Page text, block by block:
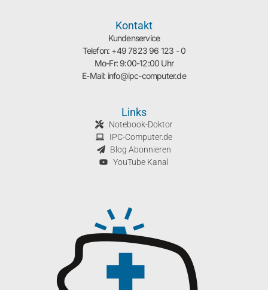
Kontakt
Kundenservice
Telefon: +49 7823 96 123 - 0
Mo-Fr: 9:00-12:00 Uhr
E-Mail: info@ipc-computer.de
Links
Notebook-Doktor
IPC-Computer.de
Blog Abonnieren
YouTube Kanal